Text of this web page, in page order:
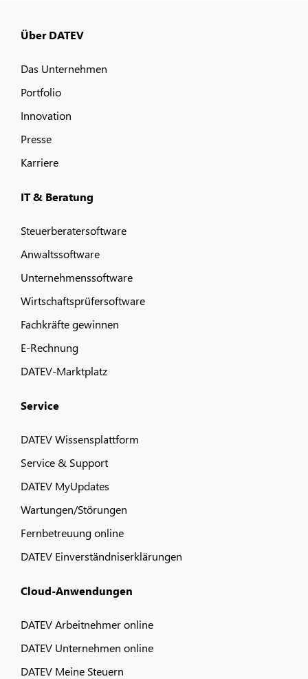
Über DATEV
Das Unternehmen
Portfolio
Innovation
Presse
Karriere
IT & Beratung
Steuerberatersoftware
Anwaltssoftware
Unternehmenssoftware
Wirtschaftsprüfersoftware
Fachkräfte gewinnen
E-Rechnung
DATEV-Marktplatz
Service
DATEV Wissensplattform
Service & Support
DATEV MyUpdates
Wartungen/Störungen
Fernbetreuung online
DATEV Einverständniserklärungen
Cloud-Anwendungen
DATEV Arbeitnehmer online
DATEV Unternehmen online
DATEV Meine Steuern